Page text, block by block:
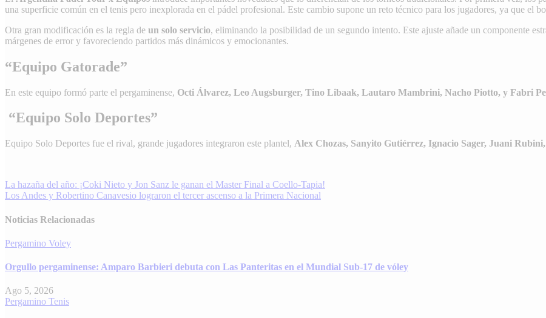
una superficie común en el tenis pero inexplorada en el pádel profesional. Este cambio supone un reto técnico para los jugadores, ya que el
Otra gran modificación es la regla de un solo servicio, eliminando la posibilidad de un segundo intento. Este ajuste añade un componente
márgenes de error y favoreciendo partidos más dinámicos y emocionantes.
“Equipo Gatorade”
En este equipo formó parte el pergaminense, Octi Álvarez, Leo Augsburger, Tino Libaak, Lautaro Mambrini, Nacho Piotto, y Fabri
“Equipo Solo Deportes”
Equipo Solo Deportes fue el rival, grande jugadores integraron este plantel, Alex Chozas, Sanyito Gutiérrez, Ignacio Sager, Juani
Navegación
de
entradas
La hazaña del año: ¡Coki Nieto y Jon Sanz le ganan el Master Final a Coello-Tapia!
Los Andes y Robertino Canavesio lograron el tercer ascenso a la Primera Nacional
Noticias Relacionadas
Pergamino Voley
Orgullo pergaminense: Amparo Barbieri debuta con Las Panteritas en el Mundial Sub-17 de vóley
Ago 5, 2026
Pergamino Tenis